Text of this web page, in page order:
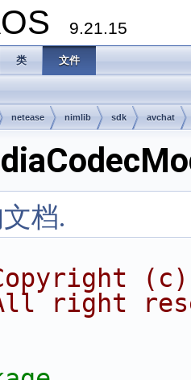
9.21.15
类 文件
netease nimlib sdk avchat
档.
(c)
right